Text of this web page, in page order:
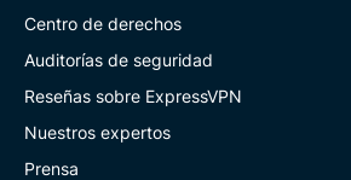
Centro de derechos
Auditorías de seguridad
Reseñas sobre ExpressVPN
Nuestros expertos
Prensa